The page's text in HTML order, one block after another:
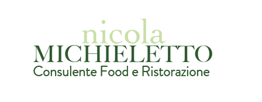
Consulente Food e Ristorazione